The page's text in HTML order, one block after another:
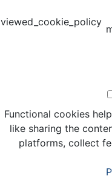
viewed_cookie_policy
Functional cookies
like sharing the
platforms, collect